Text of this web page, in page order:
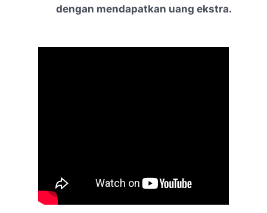
dengan mendapatkan uang ekstra.